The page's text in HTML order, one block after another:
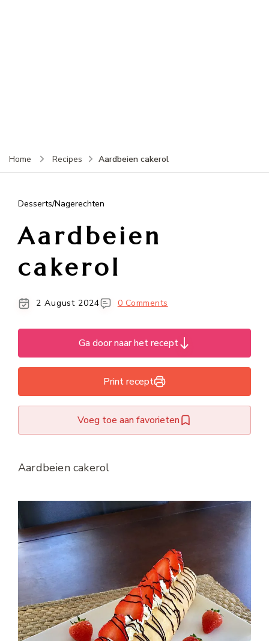
Home Recipes Aardbeien cakerol
Desserts/Nagerechten
Aardbeien
cakerol
2 August 2024 0 Comments
Ga door naar het recept
Print recept
Voeg toe aan favorieten
Aardbeien cakerol